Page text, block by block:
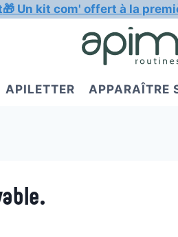
🎁 Un kit com' offert à la
APILETTER APPARAÎTRE